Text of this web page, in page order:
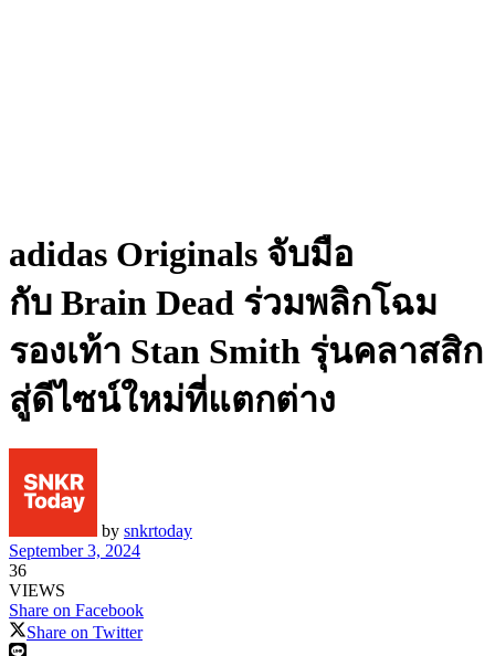
adidas Originals จับมือ
กับ Brain Dead ร่วมพลิกโฉม
รองเท้า Stan Smith รุ่นคลาสสิก
สู่ดีไซน์ใหม่ที่แตกต่าง
by snkrtoday
September 3, 2024
36
VIEWS
Share on Facebook
Share on Twitter